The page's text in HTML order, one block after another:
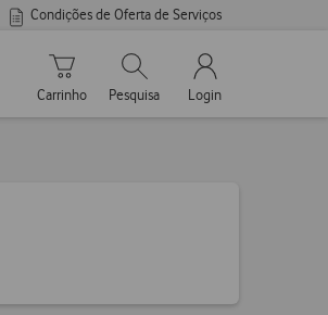
Condições de Oferta de Serviços
Carrinho de compras
Carrinho
Pesquisar
Pesquisa
My Vodafone
Login